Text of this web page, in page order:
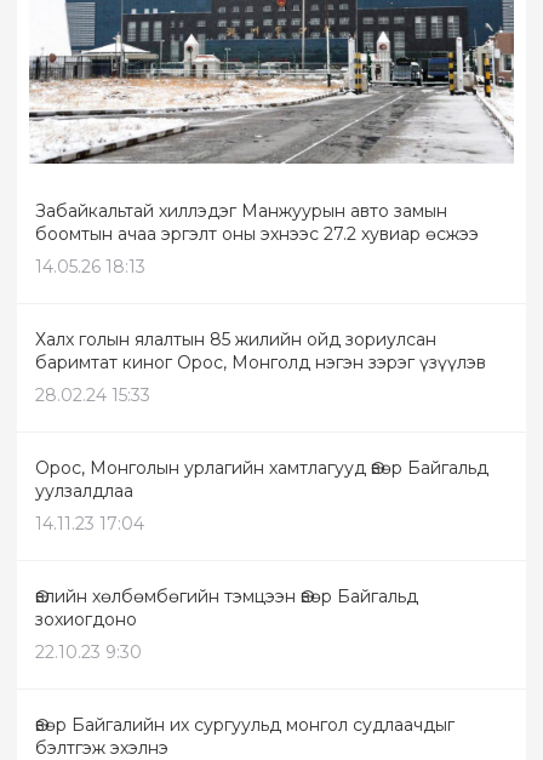
Забайкальтай хиллэдэг Манжуурын авто замын
боомтын ачаа эргэлт оны эхнээс 27.2 хувиар өсжээ
14.05.26 18:13
Халх голын ялалтын 85 жилийн ойд зориулсан
баримтат киног Орос, Монголд нэгэн зэрэг үзүүлэв
28.02.24 15:33
Орос, Монголын урлагийн хамтлагууд Өвөр Байгальд
уулзалдлаа
14.11.23 17:04
Өвлийн хөлбөмбөгийн тэмцээн Өвөр Байгальд
зохиогдоно
22.10.23 9:30
Өвөр Байгалийн их сургуульд монгол судлаачдыг
бэлтгэж эхэлнэ